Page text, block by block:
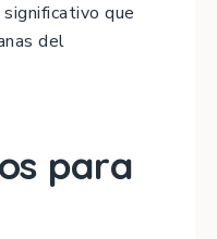
que
del
para